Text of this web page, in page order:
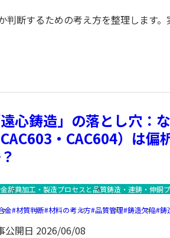
断するための考え方を整理します
遠心鋳造」の落とし穴：
CAC603・CAC604）は偏
辞典加工・製造プロセスと品質鋳造・連鋳・伸銅
金 材質判断 材料の考え方 品質管理 鋳造欠陥 鋳
公開日 2026/06/08